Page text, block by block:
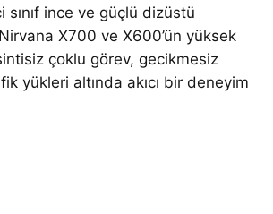
sınıf ince ve güçlü dizüstü
X700 ve X600’ün yüksek
çoklu görev, gecikmesiz
yükleri altında akıcı bir deneyim